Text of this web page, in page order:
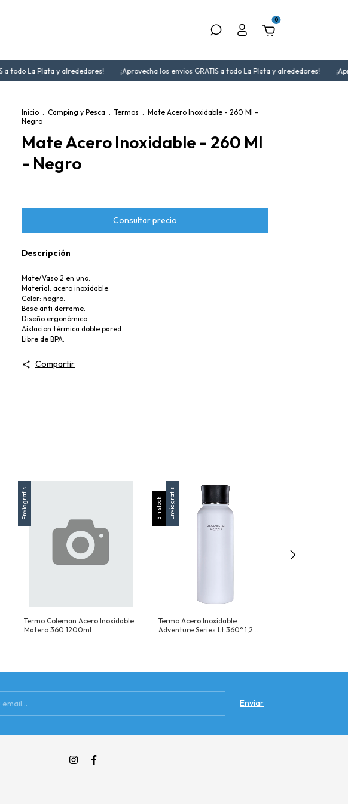
0
todo La Plata y alrededores! ¡Aprovecha los envios GRATIS a todo La Plata y alrededores!
Inicio . Camping y Pesca . Termos . Mate Acero Inoxidable - 260 Ml -
Negro
Mate Acero Inoxidable - 260 Ml
- Negro
Descripción
Mate/Vaso 2 en uno.
Material: acero inoxidable.
Color: negro.
Base anti derrame.
Diseño ergonómico.
Aislacion térmica doble pared.
Libre de BPA.
Compartir
Envío gratis
Termo Coleman Acero Inoxidable
Matero 360 1200ml
Sin stock Envío gratis
Termo Acero Inoxidable
Adventure Series Lt 360° 1,2